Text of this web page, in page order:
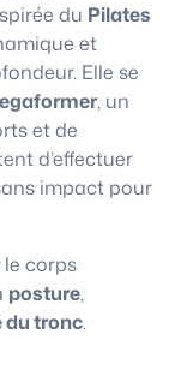
du Pilates
et
Elle se
, un
et de
d’effectuer
impact pour
le corps
posture,
tronc.